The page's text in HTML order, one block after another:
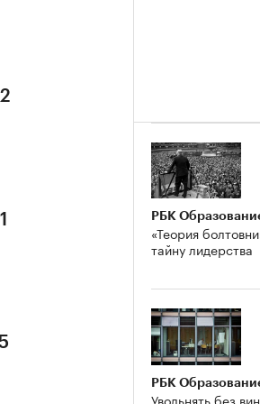
РБК
«Теория
тайну лидерства
РБК
Увольнять без